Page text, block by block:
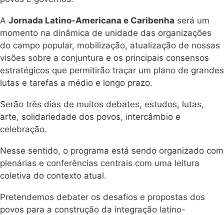
A Jornada Latino-Americana e Caribenha será um
momento na dinâmica de unidade das organizações
do campo popular, mobilização, atualização de nossas
visões sobre a conjuntura e os principais consensos
estratégicos que permitirão traçar um plano de grandes
lutas e tarefas a médio e longo prazo.
Serão três dias de muitos debates, estudos, lutas,
arte, solidariedade dos povos, intercâmbio e
celebração.
Nesse sentido, o programa está sendo organizado com
plenárias e conferências centrais com uma leitura
coletiva do contexto atual.
Pretendemos debater os desafios e propostas dos
povos para a construção da integração latino-